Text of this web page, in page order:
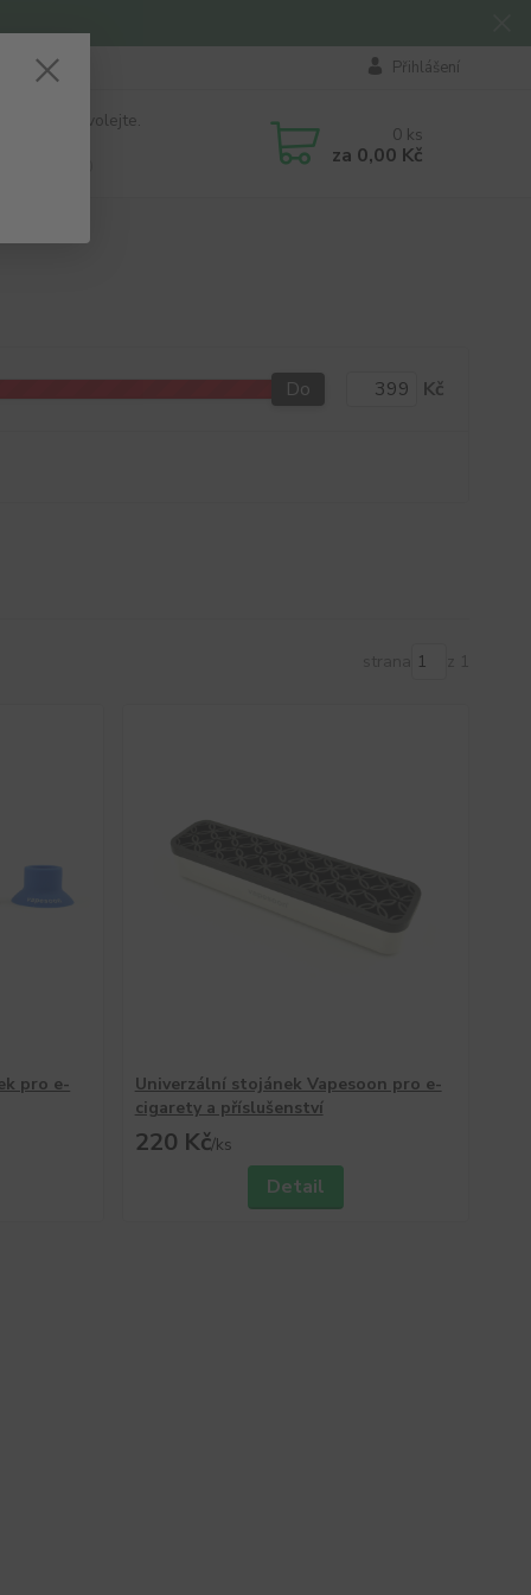
Přihlášení
si rady? Zavolejte.
0 ks
za 0,00 Kč
Do Kč
pro e-
Univerzální stojánek Vapesoon pro e-
cigarety a příslušenství
220 Kč/ks
Detail